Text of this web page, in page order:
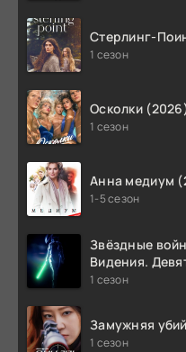
Стерлинг-
1 сезон
Осколки
1 сезон
Анна медиум
1-5 сезон
Звёздные
Видения.
(2026)
1 сезон
Замужняя
1 сезон